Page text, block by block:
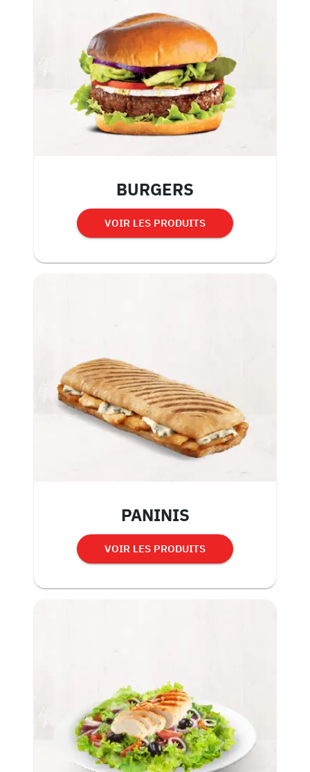
BURGERS
VOIR LES PRODUITS
PANINIS
VOIR LES PRODUITS